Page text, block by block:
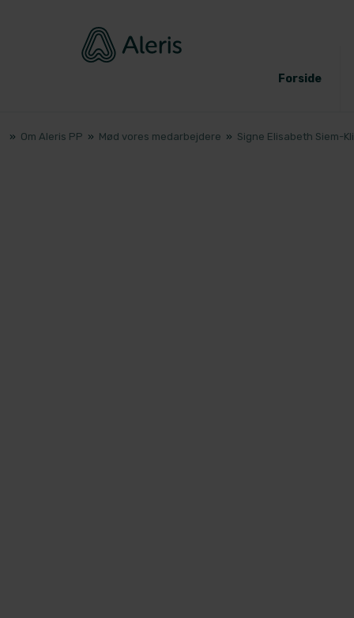
Forside
» Om Aleris PP » Mød vores medarbejdere » Signe Elisabeth Siem-